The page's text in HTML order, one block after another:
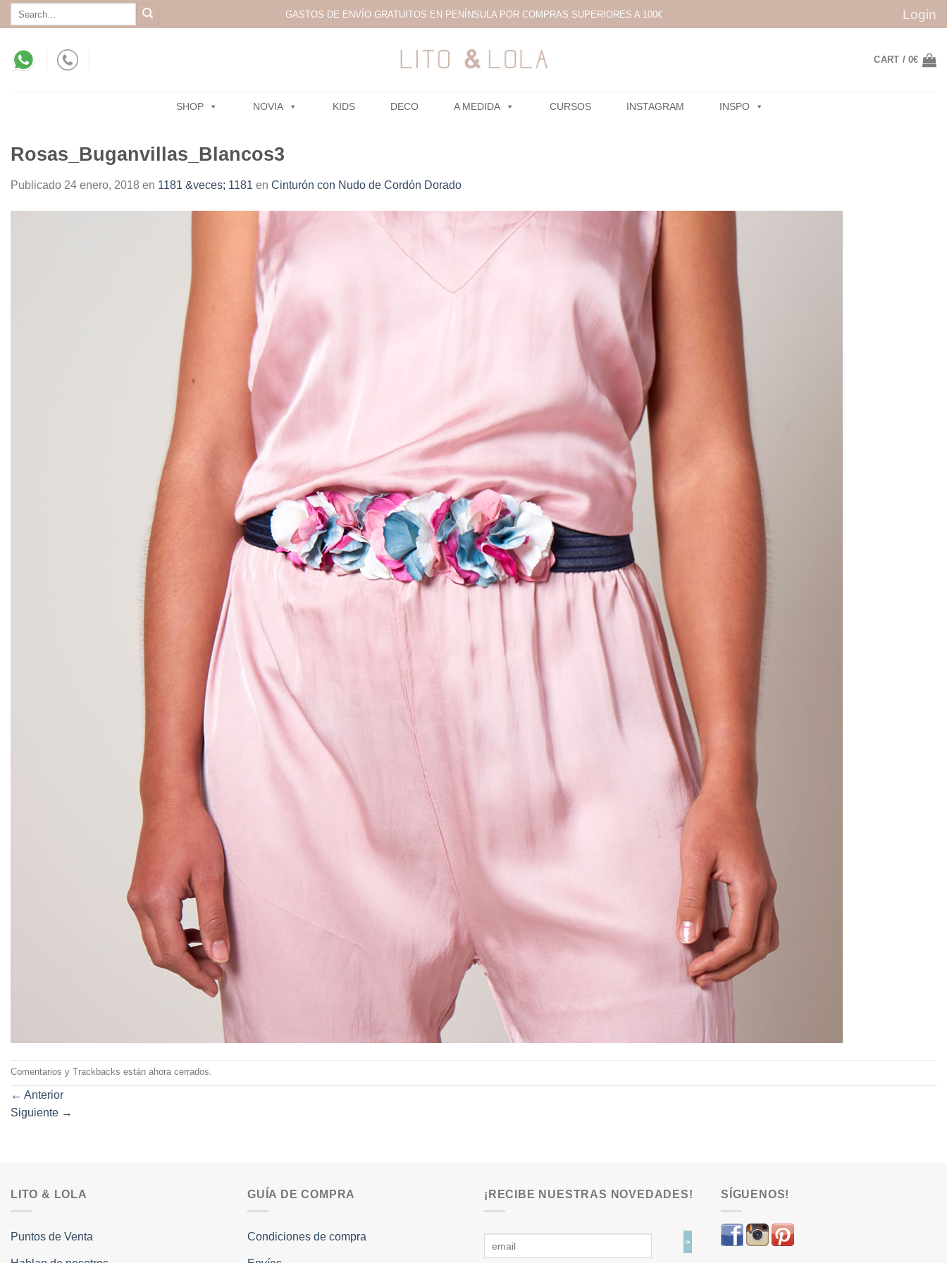
Skip
to
Search
GASTOS DE ENVÍO GRATUITOS EN PENÍNSULA POR COMPRAS SUPERIORES A 100€ Login
CART /0€
SHOP NOVIA KIDS DECO A MEDIDA CURSOS INSTAGRAM INSPO
Rosas_Buganvillas_Blancos3
Publicado 24 enero, 2018 en 1181 &veces; 1181 en Cinturón con Nudo de Cordón Dorado
Comentarios y Trackbacks están ahora cerrados.
← Anterior
Siguiente →
LITO & LOLA
Puntos de Venta
GUÍA DE COMPRA
Condiciones de compra
¡RECIBE NUESTRAS NOVEDADES! SÍGUENOS!